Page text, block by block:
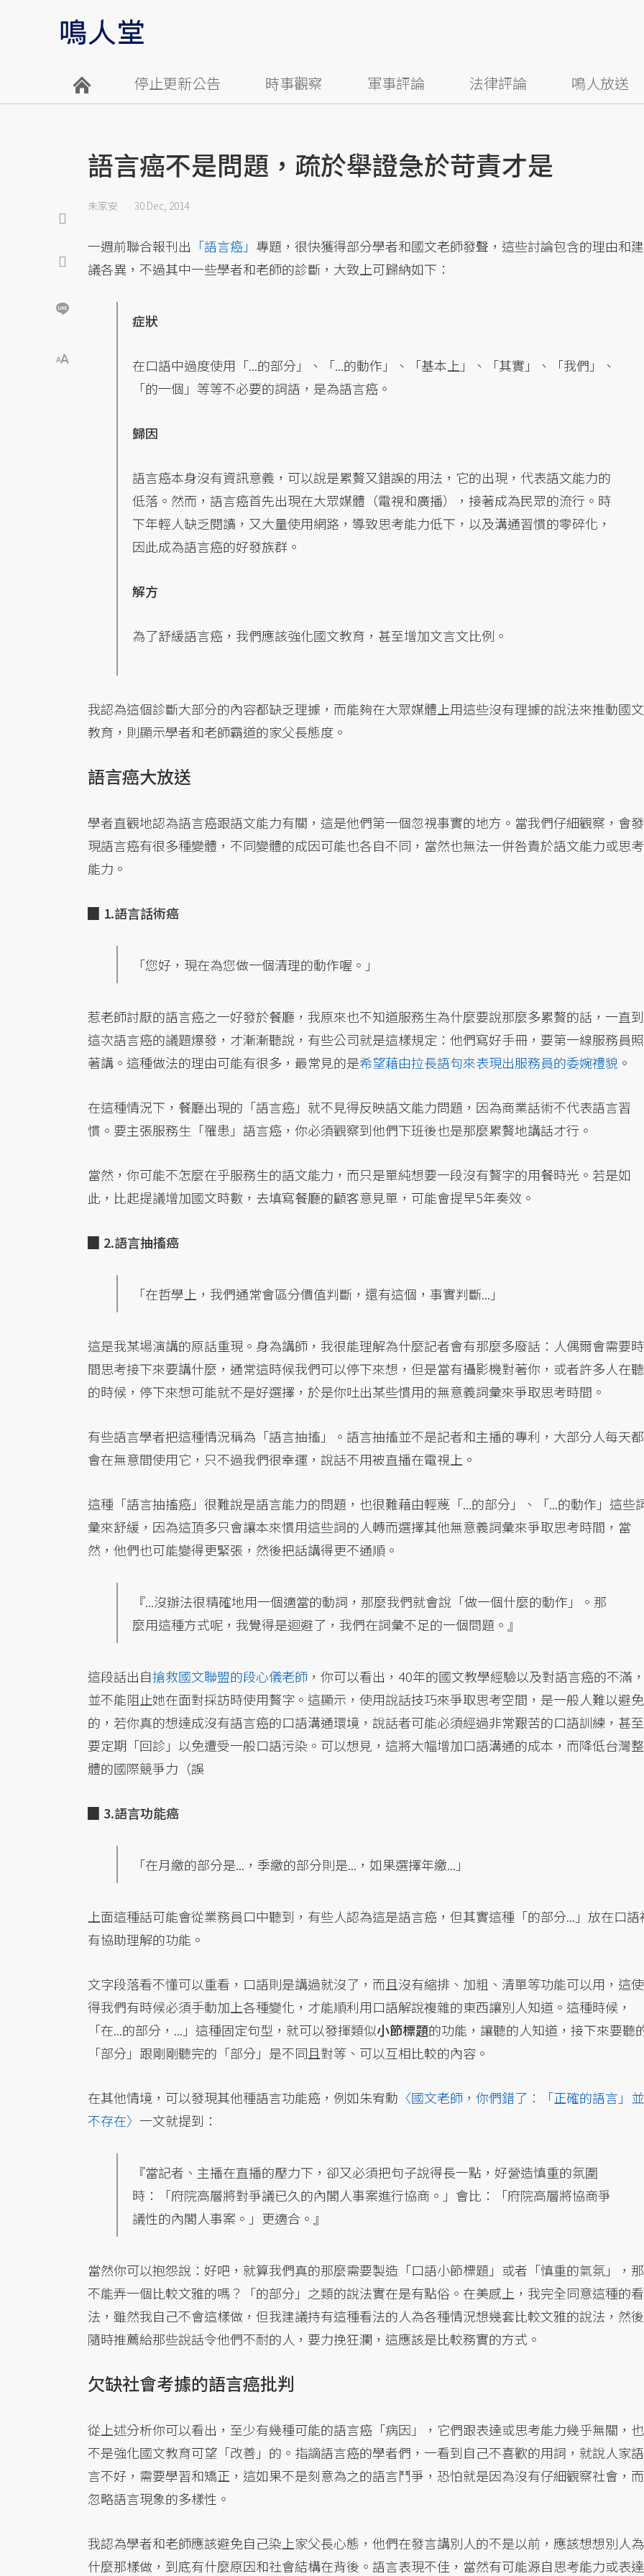
停止更新公告 時事觀察 軍事評論 法律評論 鳴人放送
語言癌不是問題，疏於舉證急於苛責才是
朱家安 30 Dec, 2014
一週前聯合報刊出 「語言癌」 專題，很快獲得部分學者和國文老師發聲，這些討論包含的理由和建
議各異，不過其中一些學者和老師的診斷，大致上可歸納如下：
症狀
在口語中過度使用「...的部分」、「...的動作」、「基本上」、「其實」、「我們」、
「的一個」等等不必要的詞語，是為語言癌。
歸因
語言癌本身沒有資訊意義，可以說是累贅又錯誤的用法，它的出現，代表語文能力的
低落。然而，語言癌首先出現在大眾媒體（電視和廣播），接著成為民眾的流行。時
下年輕人缺乏閱讀，又大量使用網路，導致思考能力低下，以及溝通習慣的零碎化，
因此成為語言癌的好發族群。
解方
為了舒緩語言癌，我們應該強化國文教育，甚至增加文言文比例。
我認為這個診斷大部分的內容都缺乏理據，而能夠在大眾媒體上用這些沒有理據的說法來推動國文
教育，則顯示學者和老師霸道的家父長態度。
語言癌大放送
學者直觀地認為語言癌跟語文能力有關，這是他們第一個忽視事實的地方。當我們仔細觀察，會發
現語言癌有很多種變體，不同變體的成因可能也各自不同，當然也無法一併咎責於語文能力或思考
能力。
▉ 1.語言話術癌
「您好，現在為您做一個清理的動作喔。」
惹老師討厭的語言癌之一好發於餐廳，我原來也不知道服務生為什麼要說那麼多累贅的話，一直到
這次語言癌的議題爆發，才漸漸聽說，有些公司就是這樣規定：他們寫好手冊，要第一線服務員照
著講。這種做法的理由可能有很多，最常見的是希望藉由拉長語句來表現出服務員的委婉禮貌 。
在這種情況下，餐廳出現的「語言癌」就不見得反映語文能力問題，因為商業話術不代表語言習
慣。要主張服務生「罹患」語言癌，你必須觀察到他們下班後也是那麼累贅地講話才行。
當然，你可能不怎麼在乎服務生的語文能力，而只是單純想要一段沒有贅字的用餐時光。若是如
此，比起提議增加國文時數，去填寫餐廳的顧客意見單，可能會提早5年奏效。
▉ 2.語言抽搐癌
「在哲學上，我們通常會區分價值判斷，還有這個，事實判斷...」
這是我某場演講的原話重現。身為講師，我很能理解為什麼記者會有那麼多廢話：人偶爾會需要時
間思考接下來要講什麼，通常這時候我們可以停下來想，但是當有攝影機對著你，或者許多人在聽
的時候，停下來想可能就不是好選擇，於是你吐出某些慣用的無意義詞彙來爭取思考時間。
有些語言學者把這種情況稱為「語言抽搐」。語言抽搐並不是記者和主播的專利，大部分人每天都
會在無意間使用它，只不過我們很幸運，說話不用被直播在電視上。
這種「語言抽搐癌」很難說是語言能力的問題，也很難藉由輕蔑「...的部分」、「...的動作」這些
彙來舒緩，因為這頂多只會讓本來慣用這些詞的人轉而選擇其他無意義詞彙來爭取思考時間，當
然，他們也可能變得更緊張，然後把話講得更不通順。
『...沒辦法很精確地用一個適當的動詞，那麼我們就會說「做一個什麼的動作」。那
麼用這種方式呢，我覺得是迴避了，我們在詞彙不足的一個問題。』
這段話出自搶救國文聯盟的段心儀老師 ，你可以看出，40年的國文教學經驗以及對語言癌的不滿
並不能阻止她在面對採訪時使用贅字。這顯示，使用說話技巧來爭取思考空間，是一般人難以避免
的，若你真的想達成沒有語言癌的口語溝通環境，說話者可能必須經過非常艱苦的口語訓練，甚至
要定期「回診」以免遭受一般口語污染。可以想見，這將大幅增加口語溝通的成本，而降低台灣整
體的國際競爭力（誤
▉ 3.語言功能癌
「在月繳的部分是...，季繳的部分則是...，如果選擇年繳...」
上面這種話可能會從業務員口中聽到，有些人認為這是語言癌，但其實這種「的部分...」放在口語
有協助理解的功能。
文字段落看不懂可以重看，口語則是講過就沒了，而且沒有縮排、加粗、清單等功能可以用，這使
得我們有時候必須手動加上各種變化，才能順利用口語解說複雜的東西讓別人知道。這種時候，
「在...的部分，...」這種固定句型，就可以發揮類似小節標題的功能，讓聽的人知道，接下來要聽
「部分」跟剛剛聽完的「部分」是不同且對等、可以互相比較的內容。
在其他情境，可以發現其他種語言功能癌，例如朱宥勳 〈國文老師，你們錯了：「正確的語言」並
不存在〉 一文就提到：
『當記者、主播在直播的壓力下，卻又必須把句子說得長一點，好營造慎重的氛圍
時：「府院高層將對爭議已久的內閣人事案進行協商。」會比：「府院高層將協商爭
議性的內閣人事案。」更適合。』
當然你可以抱怨說：好吧，就算我們真的那麼需要製造「口語小節標題」或者「慎重的氣氛」，那
不能弄一個比較文雅的嗎？「的部分」之類的說法實在是有點俗。在美感上，我完全同意這種的看
法，雖然我自己不會這樣做，但我建議持有這種看法的人為各種情況想幾套比較文雅的說法，然後
隨時推薦給那些說話令他們不耐的人，要力挽狂瀾，這應該是比較務實的方式。
欠缺社會考據的語言癌批判
從上述分析你可以看出，至少有幾種可能的語言癌「病因」，它們跟表達或思考能力幾乎無關，也
不是強化國文教育可望「改善」的。指謫語言癌的學者們，一看到自己不喜歡的用詞，就說人家語
言不好，需要學習和矯正，這如果不是刻意為之的語言鬥爭，恐怕就是因為沒有仔細觀察社會，而
忽略語言現象的多樣性。
我認為學者和老師應該避免自己染上家父長心態，他們在發言講別人的不是以前，應該想想別人為
什麼那樣做，到底有什麼原因和社會結構在背後。語言表現不佳，當然有可能源自思考能力或表達